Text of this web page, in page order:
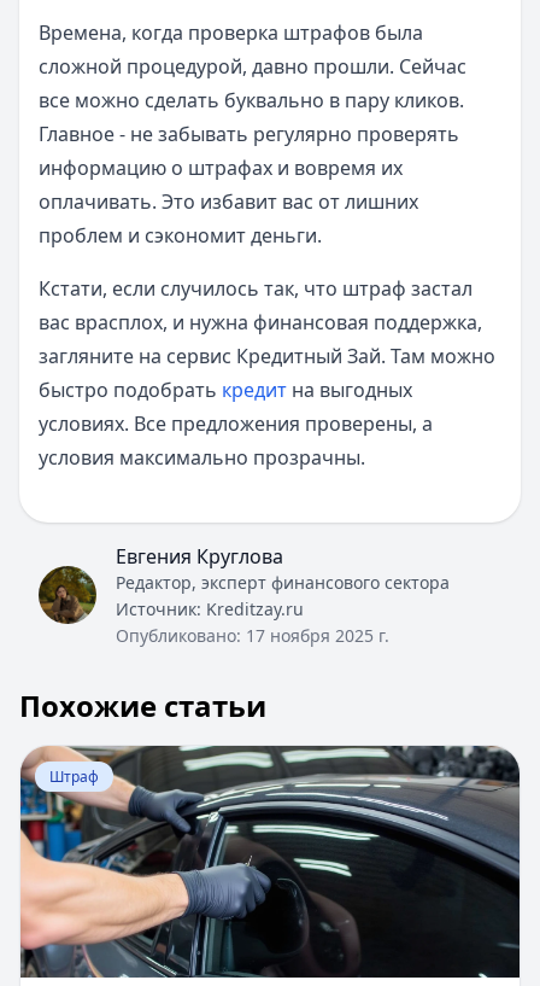
Времена, когда проверка штрафов была
сложной процедурой, давно прошли. Сейчас
все можно сделать буквально в пару кликов.
Главное - не забывать регулярно проверять
информацию о штрафах и вовремя их
оплачивать. Это избавит вас от лишних
проблем и сэкономит деньги.
Кстати, если случилось так, что штраф застал
вас врасплох, и нужна финансовая поддержка,
загляните на сервис Кредитный Зай. Там можно
быстро подобрать кредит на выгодных
условиях. Все предложения проверены, а
условия максимально прозрачны.
Евгения Круглова
Редактор, эксперт финансового сектора
Источник: Kreditzay.ru
Опубликовано: 17 ноября 2025 г.
Похожие статьи
Перейти к статье:Штраф за тонировку в 2025 году
Штраф